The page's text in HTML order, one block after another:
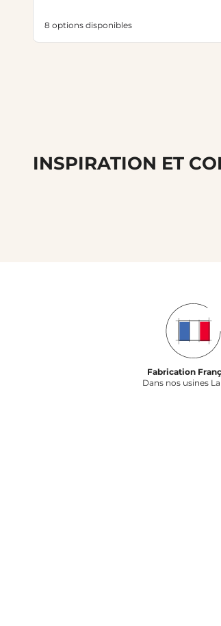
8 options disponibles
INSPIRATION ET
Fabrication
Dans nos usines